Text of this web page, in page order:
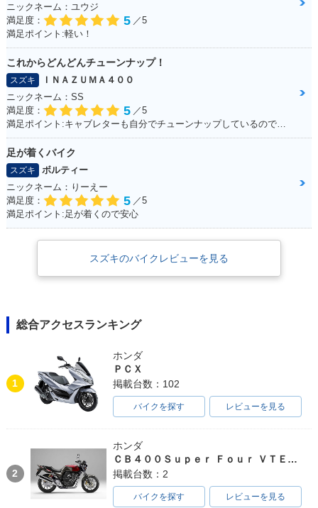
ニックネーム：ユウジ
満足度：
5 ／5
満足ポイント:軽い！
これからどんどんチューンナップ！
スズキ
ＩＮＡＺＵＭＡ４００
ニックネーム：SS
満足度：
5 ／5
満足ポイント:キャブレターも自分でチューンナップしているので、これからもっともっとチューンナップしていきたい♪
足が着くバイク
スズキ
ボルティー
ニックネーム：りーえー
満足度：
5 ／5
満足ポイント:足が着くので安心
スズキのバイクレビューを見る
総合アクセスランキング
1
ホンダ
ＰＣＸ
掲載台数：102
バイクを探す レビューを見る
2
ホンダ
ＣＢ４００Ｓｕｐｅｒ Ｆｏｕｒ ＶＴＥＣ ＳＰＥＣ３
掲載台数：2
バイクを探す レビューを見る